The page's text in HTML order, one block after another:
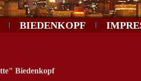
BIEDENKOPF
Biedenkopf